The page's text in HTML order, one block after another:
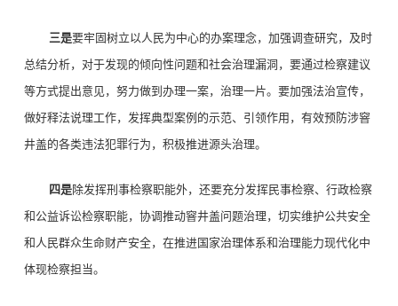
三是要牢固树立以人民为中心的办案理念，加强调查研究，及时
总结分析，对于发现的倾向性问题和社会治理漏洞，要通过检察建议
等方式提出意见，努力做到办理一案，治理一片。要加强法治宣传，
做好释法说理工作，发挥典型案例的示范、引领作用，有效预防涉窨
井盖的各类违法犯罪行为，积极推进源头治理。
四是除发挥刑事检察职能外，还要充分发挥民事检察、行政检察
和公益诉讼检察职能，协调推动窨井盖问题治理，切实维护公共安全
和人民群众生命财产安全，在推进国家治理体系和治理能力现代化中
体现检察担当。